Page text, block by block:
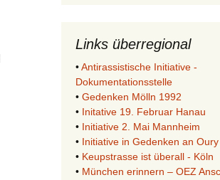
Links überregional
•Antirassistische Initiative -
Dokumentationsstelle
• Gedenken Mölln 1992
• Initative 19. Februar Hanau
• Initiative 2. Mai Mannheim
• Initiative in Gedenken an
• Keupstrasse ist überall - Köln
• München erinnern – OEZ